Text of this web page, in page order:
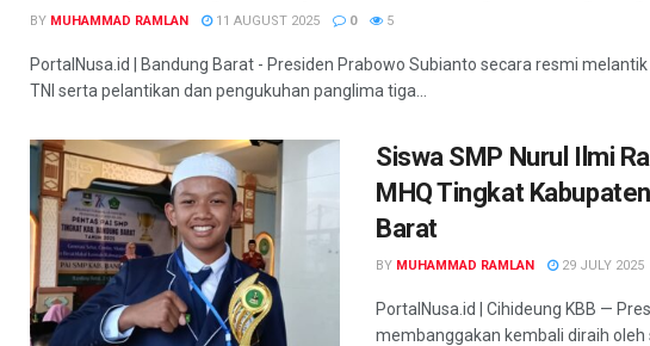
BY MUHAMMAD RAMLAN 11 AUGUST 2025 0 5
PortalNusa.id | Bandung Barat - Presiden Prabowo Subianto secara resmi
TNI serta pelantikan dan pengukuhan panglima tiga...
Siswa SMP Nurul Ilmi
MHQ Tingkat
Barat
BY MUHAMMAD RAMLAN 29 JULY 2025
PortalNusa.id | Cihideung KBB —
membanggakan kembali diraih oleh